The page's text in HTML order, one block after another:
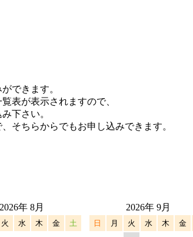
できます。
表が表示されますので、
下さい。
そちらからでもお申し込みできます。
2026年 8月
火 水 木 金 土
2026年 9月
日 月 火 水 木 金